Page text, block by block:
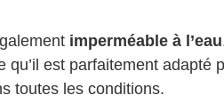
imperméable à l’eau
qu’il est parfaitement adapté
toutes les conditions.